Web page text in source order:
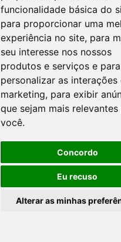
funcionalidade básica do
para proporcionar uma
experiência no site, para
seu interesse nos nossos
produtos e serviços e para
personalizar as interações
marketing, para exibir
que sejam mais relevantes
você.
Concordo
Eu recuso
Alterar as minhas